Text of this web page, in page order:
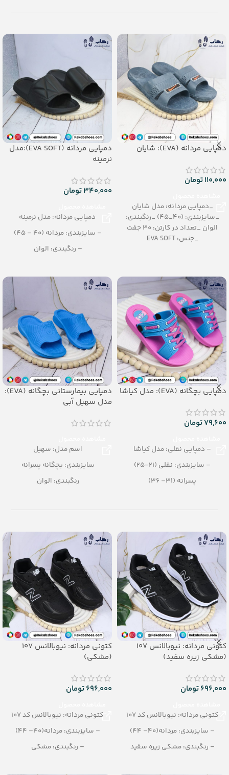
– تعداد در کارتن:12جفت
– تعداد در کارتن: 24 جفت
دمپایی مردانه (EVA): شایان
110,000تومان
_دمپایی مردانه: مدل شایان
_سایزبندی: (40_45) _رنگبندی:
الوان _تعداد در کارتن: 30 جفت
_جنس: EVA SOFT
دمپایی مردانه (EVA SOFT):مدل
نرمینه
340,000تومان
دمپایی مردانه: مدل نرمینه
– سایزبندی: مردانه (40 – 45)
– رنگبندی: الوان
دمپایی بچگانه (EVA): مدل کیاشا
79,600تومان
– دمپایی نقلی: مدل کیاشا
– سایزبندی: نقلی (21-25)
پسرانه (31– 36)
– تعداد در کارتن:36 جفت
دمپایی بیمارستانی بچگانه (EVA):
مدل سهیل آبی
اسم مدل: سهیل
سایزبندی: بچگانه پسرانه
رنگبندی: الوان
جنس: EVA
کتونی مردانه: نیوبالانس 107
(مشکی زیره سفید)
696,000تومان
کتونی مردانه: نیوبالانس کد 107
– سایزبندی: مردانه(40– 44)
– رنگبندی: مشکی زیره سفید
کتونی مردانه: نیوبالانس 107
(مشکی)
696,000تومان
کتونی مردانه: نیوبالانس کد 107
– سایزبندی: مردانه(40– 44)
– رنگبندی: مشکی